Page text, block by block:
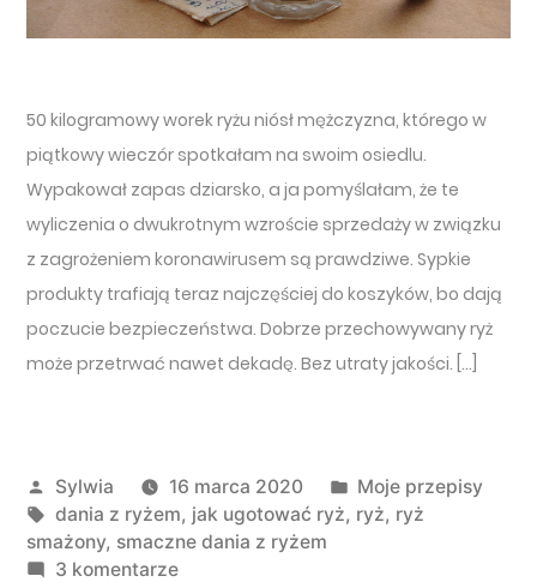
50 kilogramowy worek ryżu niósł mężczyzna, którego w
piątkowy wieczór spotkałam na swoim osiedlu.
Wypakował zapas dziarsko, a ja pomyślałam, że te
wyliczenia o dwukrotnym wzroście sprzedaży w związku
z zagrożeniem koronawirusem są prawdziwe. Sypkie
produkty trafiają teraz najczęściej do koszyków, bo dają
poczucie bezpieczeństwa. Dobrze przechowywany ryż
może przetrwać nawet dekadę. Bez utraty jakości. […]
Opublikowany przez
Sylwia 16 marca 2020 Opublikowano w
Moje przepisy
Tagi:
dania z ryżem, jak ugotować ryż, ryż, ryż
smażony, smaczne dania z ryżem
3 komentarzedo 7 pomysłów na dania z ryżem